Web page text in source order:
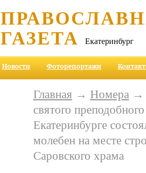
ГАЗЕТА Екатеринбург
Новости Фоторепортажи
Главная → Номера
святого
Екатеринбурге
молебен на месте
Саровского храма